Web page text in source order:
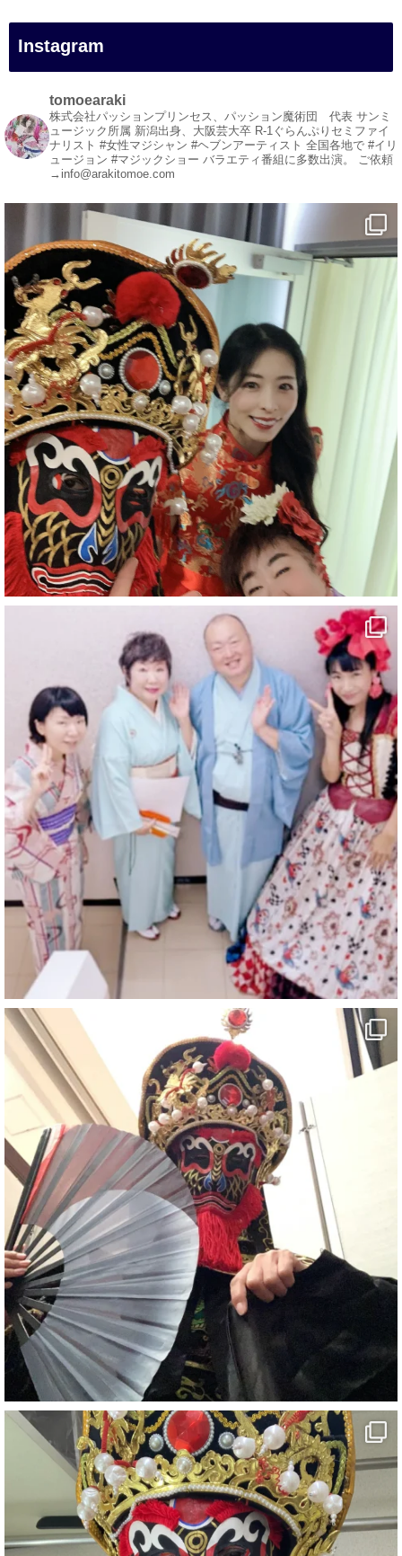
#白浜町
#変面ショー
#イベント
#宴会
#余興
1 5 X
マジシャン派遣 パッションプリンセス【公式】
@comedy_illusion · 5 Aug
お疲れ様です
YouTubeを更新しました
https://youtu.be/9Vo2WgtDLME @YouTube
#企業公式がお疲れ様を言い合う
#チャンネル登録おねがいします
#愛媛県
#新居浜市
#幸福駅
#別子銅山
#鉱山観光列車
#四国
#愛媛観光
#旅行
#旅行動画
#一人旅
#観光スポット
#旅行好きと繋がりたい
7 X
マジシャン派遣 パッションプリンセス【公式】
@comedy_illusion · 4 Aug
お疲れ様です
ブログ更新しました
「マジシャン和歌山旅 白浜町・三段壁洞窟」
#企業公式がお疲れ様を言い合う
#旅行好きな人と繋がりたい
#一人旅
#女性マジシャン
#出張マジック
#マジシャン派遣
#イリュージョン
#和歌山県
#白浜町
#変面ショー
#イベント
#宴会
#余興
2 X
さらに読み込む
Instagram
tomoearaki
株式会社パッションプリンセス、パッション魔術団 代表 サンミ
ュージック所属 新潟出身、大阪芸大卒 R-1ぐらんぷりセミファイ
ナリスト #女性マジシャン #ヘブンアーティスト 全国各地で #イリ
ュージョン #マジックショー バラエティ番組に多数出演。 ご依頼
→info@arakitomoe.com